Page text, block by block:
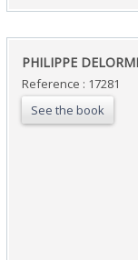
‎PHILIPPE
Reference : 17281
See the book